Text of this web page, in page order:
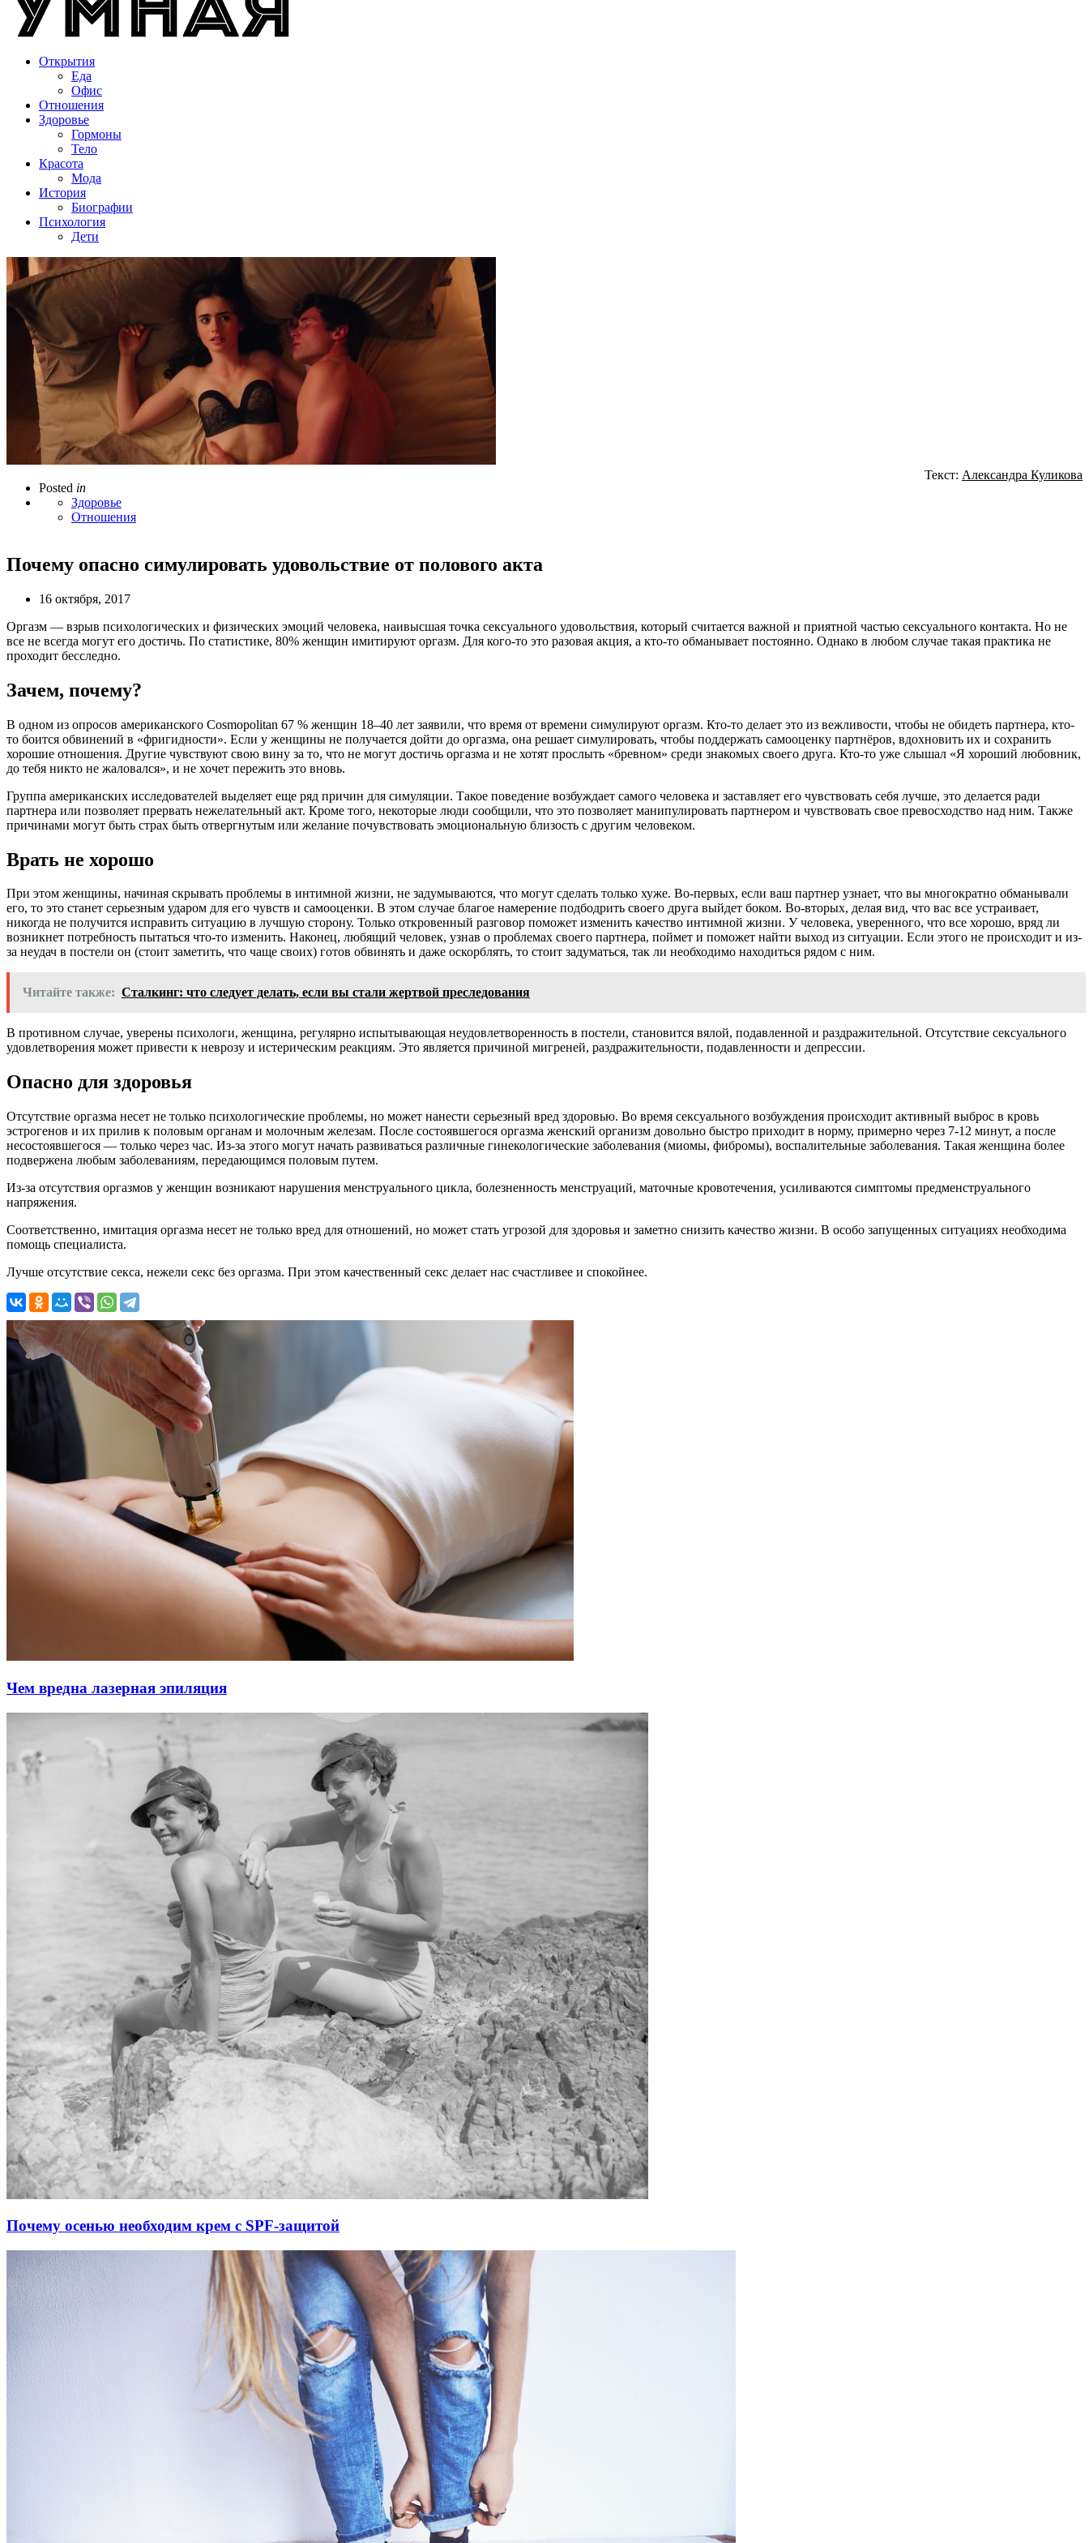
Открытия
Еда
Офис
Отношения
Здоровье
Гормоны
Тело
Красота
Мода
История
Биографии
Психология
Дети
Posted in
Здоровье
Отношения
Текст: Александра Куликова
Почему опасно симулировать удовольствие от полового акта
16 октября, 2017
Оргазм — взрыв психологических и физических эмоций человека, наивысшая точка сексуального удовольствия, который считается важной и приятной частью сексуального контакта. Но не
все не всегда могут его достичь. По статистике, 80% женщин имитируют оргазм. Для кого-то это разовая акция, а кто-то обманывает постоянно. Однако в любом случае такая практика не
проходит бесследно.
Зачем, почему?
В одном из опросов американского Cosmopolitan 67 % женщин 18–40 лет заявили, что время от времени симулируют оргазм. Кто-то делает это из вежливости, чтобы не обидеть партнера, кто-
то боится обвинений в «фригидности». Если у женщины не получается дойти до оргазма, она решает симулировать, чтобы поддержать самооценку партнёров, вдохновить их и сохранить
хорошие отношения. Другие чувствуют свою вину за то, что не могут достичь оргазма и не хотят прослыть «бревном» среди знакомых своего друга. Кто-то уже слышал «Я хороший любовник,
до тебя никто не жаловался», и не хочет пережить это вновь.
Группа американских исследователей выделяет еще ряд причин для симуляции. Такое поведение возбуждает самого человека и заставляет его чувствовать себя лучше, это делается ради
партнера или позволяет прервать нежелательный акт. Кроме того, некоторые люди сообщили, что это позволяет манипулировать партнером и чувствовать свое превосходство над ним. Также
причинами могут быть страх быть отвергнутым или желание почувствовать эмоциональную близость с другим человеком.
Врать не хорошо
При этом женщины, начиная скрывать проблемы в интимной жизни, не задумываются, что могут сделать только хуже. Во-первых, если ваш партнер узнает, что вы многократно обманывали
его, то это станет серьезным ударом для его чувств и самооценки. В этом случае благое намерение подбодрить своего друга выйдет боком. Во-вторых, делая вид, что вас все устраивает,
никогда не получится исправить ситуацию в лучшую сторону. Только откровенный разговор поможет изменить качество интимной жизни. У человека, уверенного, что все хорошо, вряд ли
возникнет потребность пытаться что-то изменить. Наконец, любящий человек, узнав о проблемах своего партнера, поймет и поможет найти выход из ситуации. Если этого не происходит и из-
за неудач в постели он (стоит заметить, что чаще своих) готов обвинять и даже оскорблять, то стоит задуматься, так ли необходимо находиться рядом с ним.
Читайте также: Сталкинг: что следует делать, если вы стали жертвой преследования
В противном случае, уверены психологи, женщина, регулярно испытывающая неудовлетворенность в постели, становится вялой, подавленной и раздражительной. Отсутствие сексуального
удовлетворения может привести к неврозу и истерическим реакциям. Это является причиной мигреней, раздражительности, подавленности и депрессии.
Опасно для здоровья
Отсутствие оргазма несет не только психологические проблемы, но может нанести серьезный вред здоровью. Во время сексуального возбуждения происходит активный выброс в кровь
эстрогенов и их прилив к половым органам и молочным железам. После состоявшегося оргазма женский организм довольно быстро приходит в норму, примерно через 7-12 минут, а после
несостоявшегося — только через час. Из-за этого могут начать развиваться различные гинекологические заболевания (миомы, фибромы), воспалительные заболевания. Такая женщина более
подвержена любым заболеваниям, передающимся половым путем.
Из-за отсутствия оргазмов у женщин возникают нарушения менструального цикла, болезненность менструаций, маточные кровотечения, усиливаются симптомы предменструального
напряжения.
Соответственно, имитация оргазма несет не только вред для отношений, но может стать угрозой для здоровья и заметно снизить качество жизни. В особо запущенных ситуациях необходима
помощь специалиста.
Лучше отсутствие секса, нежели секс без оргазма. При этом качественный секс делает нас счастливее и спокойнее.
Чем вредна лазерная эпиляция
Почему осенью необходим крем с SPF-защитой